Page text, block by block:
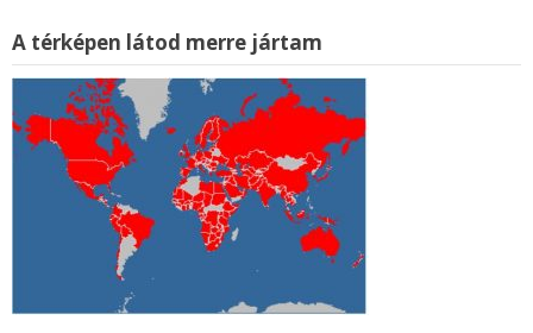
A térképen látod merre jártam